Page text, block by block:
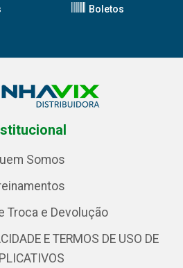
Boletos
Somos
Troca e Devolução
E TERMOS DE USO DE